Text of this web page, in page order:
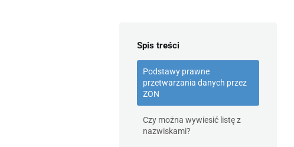
Spis treści
Podstawy prawne
przetwarzania danych przez
ZON
Czy można wywiesić listę z
nazwiskami?